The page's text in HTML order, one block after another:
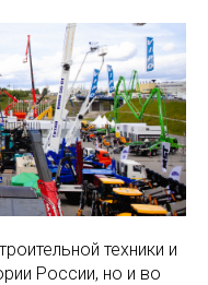
техники и
России, но и во